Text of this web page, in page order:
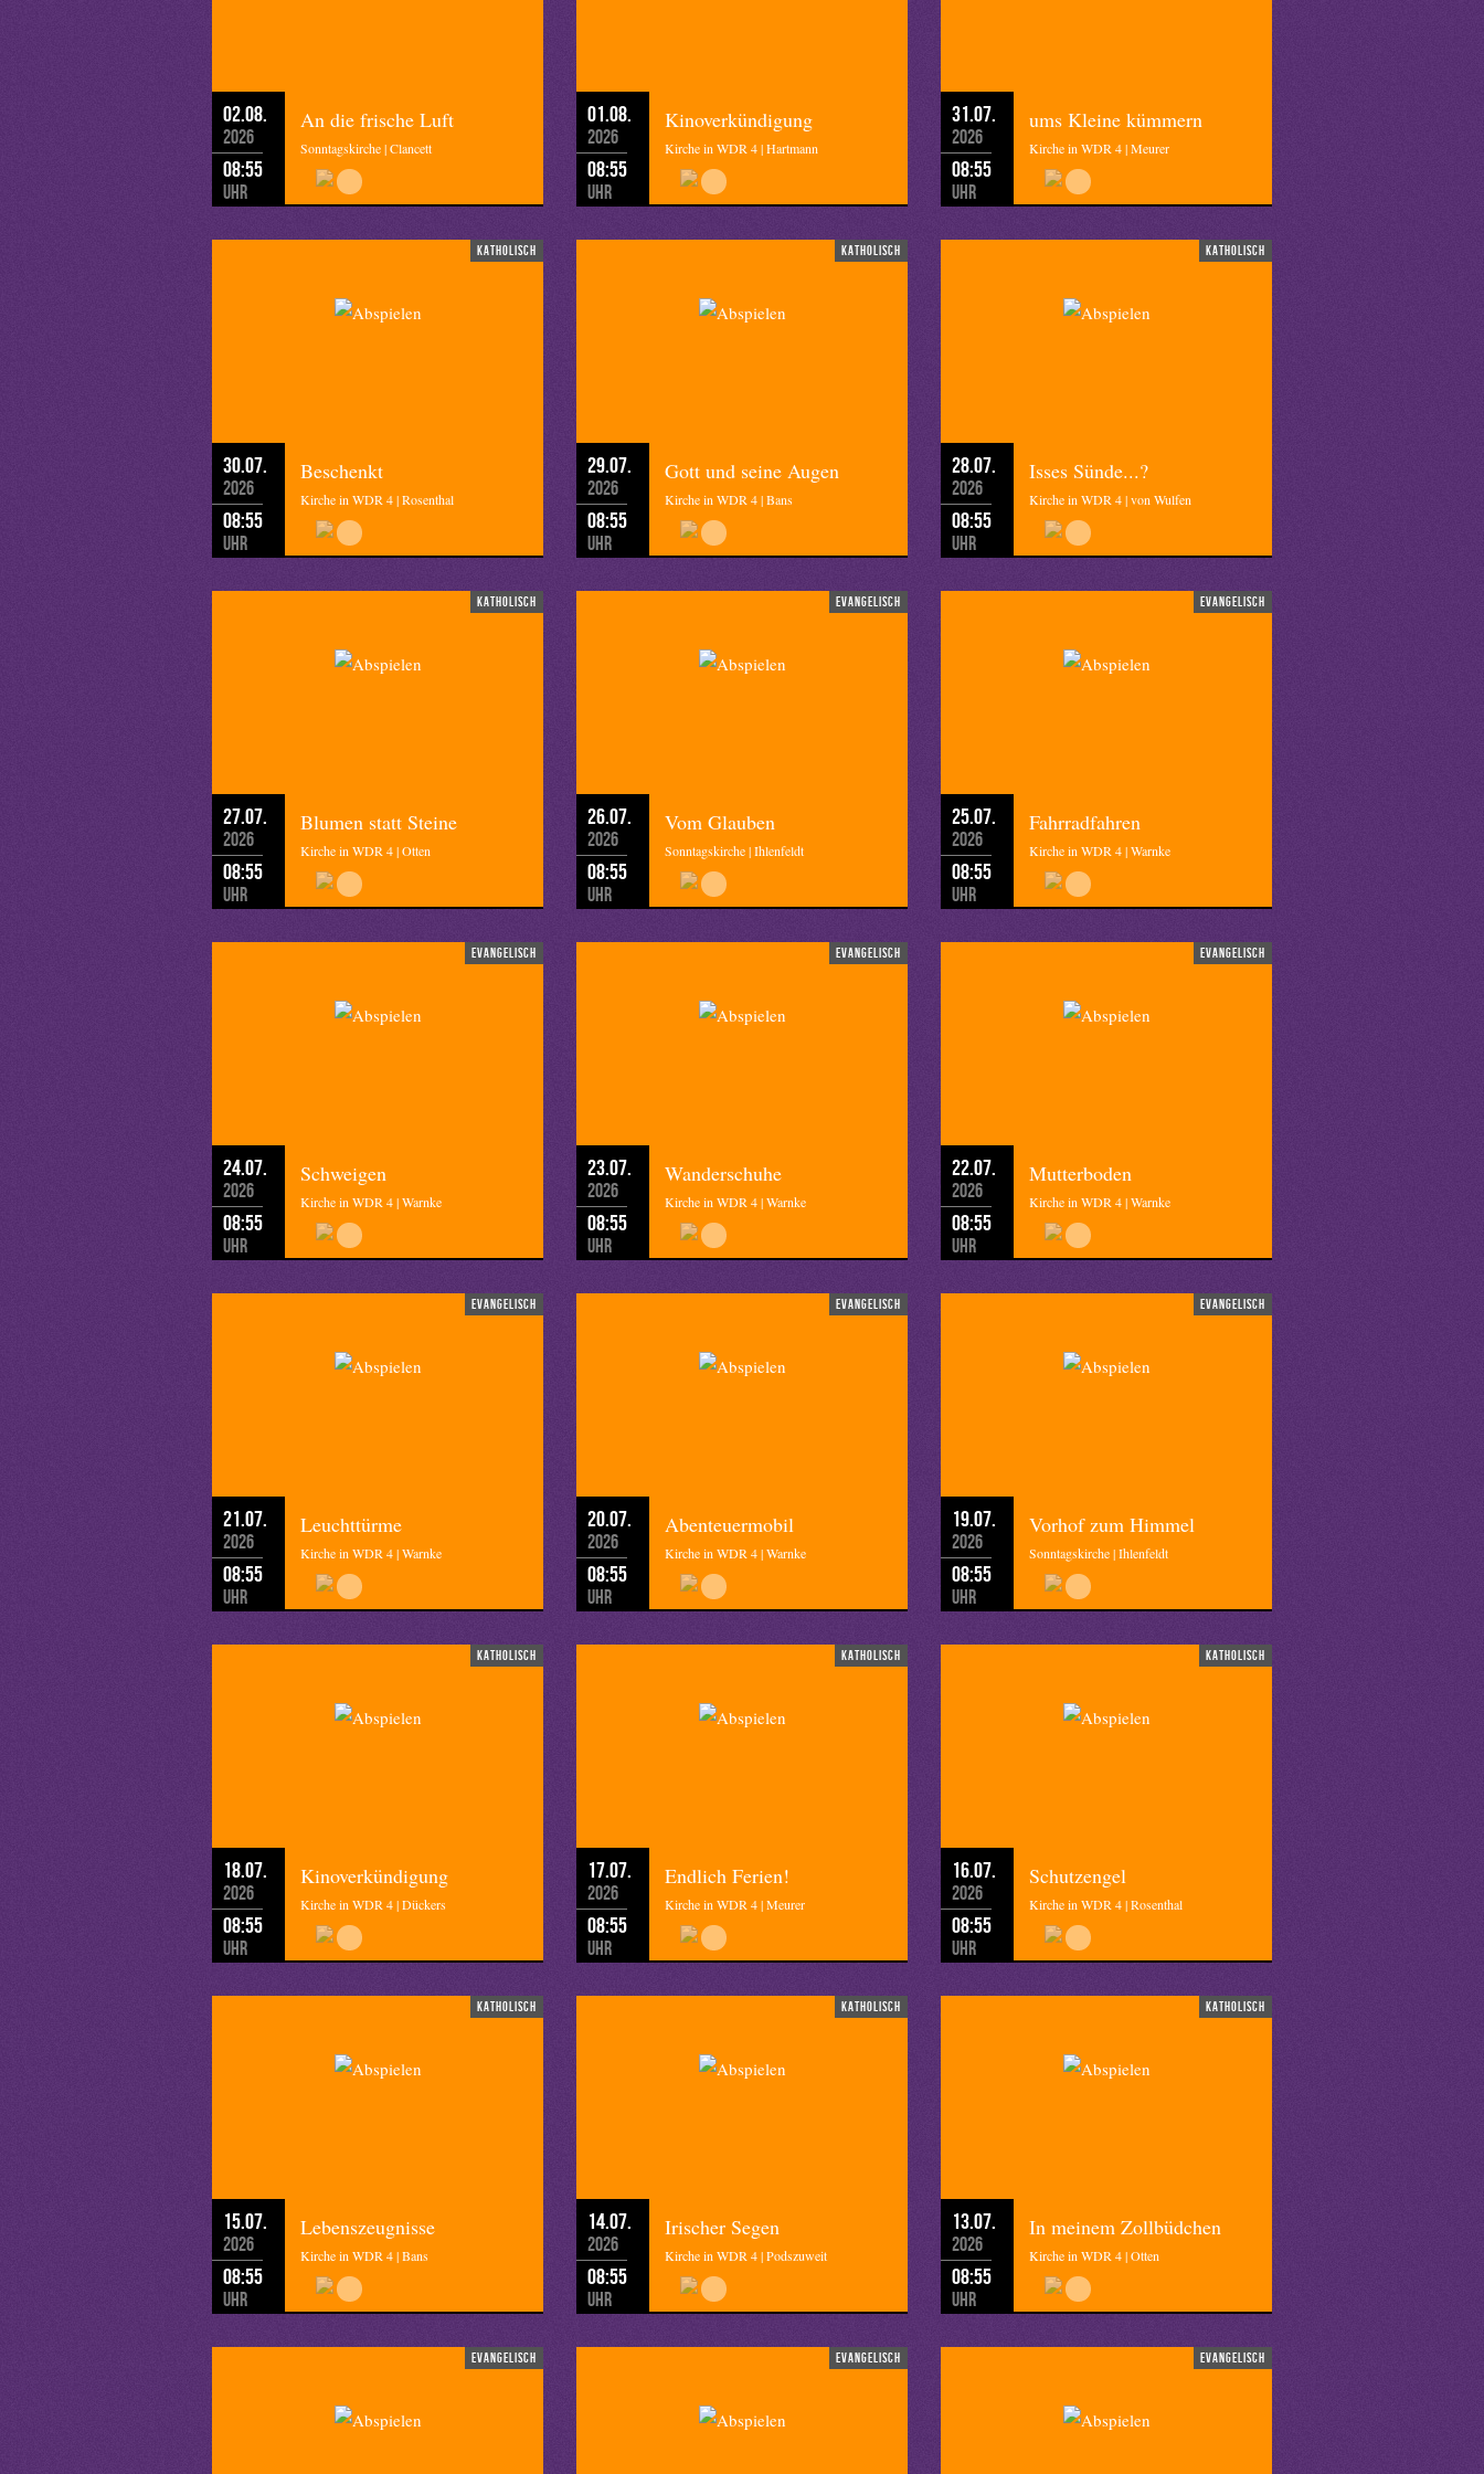
02.08.
2026
08:55
Uhr
An die frische Luft
Sonntagskirche | Clancett
01.08.
2026
08:55
Uhr
Kinoverkündigung
Kirche in WDR 4 | Hartmann
31.07.
2026
08:55
Uhr
ums Kleine kümmern
Kirche in WDR 4 | Meurer
katholisch
30.07.
2026
08:55
Uhr
Beschenkt
Kirche in WDR 4 | Rosenthal
katholisch
29.07.
2026
08:55
Uhr
Gott und seine Augen
Kirche in WDR 4 | Bans
katholisch
28.07.
2026
08:55
Uhr
Isses Sünde...?
Kirche in WDR 4 | von Wulfen
katholisch
27.07.
2026
08:55
Uhr
Blumen statt Steine
Kirche in WDR 4 | Otten
evangelisch
26.07.
2026
08:55
Uhr
Vom Glauben
Sonntagskirche | Ihlenfeldt
evangelisch
25.07.
2026
08:55
Uhr
Fahrradfahren
Kirche in WDR 4 | Warnke
evangelisch
24.07.
2026
08:55
Uhr
Schweigen
Kirche in WDR 4 | Warnke
evangelisch
23.07.
2026
08:55
Uhr
Wanderschuhe
Kirche in WDR 4 | Warnke
evangelisch
22.07.
2026
08:55
Uhr
Mutterboden
Kirche in WDR 4 | Warnke
evangelisch
21.07.
2026
08:55
Uhr
Leuchttürme
Kirche in WDR 4 | Warnke
evangelisch
20.07.
2026
08:55
Uhr
Abenteuermobil
Kirche in WDR 4 | Warnke
evangelisch
19.07.
2026
08:55
Uhr
Vorhof zum Himmel
Sonntagskirche | Ihlenfeldt
katholisch
18.07.
2026
08:55
Uhr
Kinoverkündigung
Kirche in WDR 4 | Dückers
katholisch
17.07.
2026
08:55
Uhr
Endlich Ferien!
Kirche in WDR 4 | Meurer
katholisch
16.07.
2026
08:55
Uhr
Schutzengel
Kirche in WDR 4 | Rosenthal
katholisch
15.07.
2026
08:55
Uhr
Lebenszeugnisse
Kirche in WDR 4 | Bans
katholisch
14.07.
2026
08:55
Uhr
Irischer Segen
Kirche in WDR 4 | Podszuweit
katholisch
13.07.
2026
08:55
Uhr
In meinem Zollbüdchen
Kirche in WDR 4 | Otten
evangelisch evangelisch evangelisch